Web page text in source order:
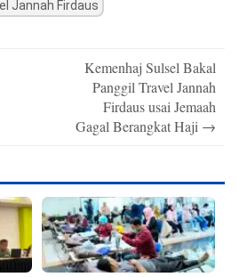
Jannah Firdaus
Kemenhaj Sulsel Bakal
Panggil Travel Jannah
Firdaus usai Jemaah
Gagal Berangkat Haji →